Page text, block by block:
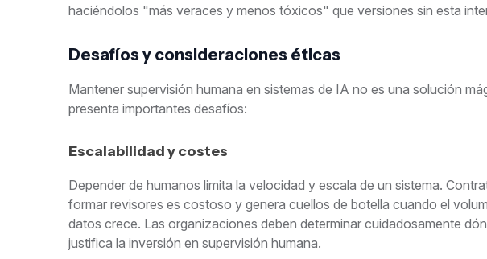
haciéndolos "más veraces y menos tóxicos" que versiones sin esta
Desafíos y consideraciones éticas
Mantener supervisión humana en sistemas de IA no es una solución
presenta importantes desafíos:
Escalabilidad y costes
Depender de humanos limita la velocidad y escala de un sistema.
formar revisores es costoso y genera cuellos de botella cuando el
datos crece. Las organizaciones deben determinar cuidadosamente
justifica la inversión en supervisión humana.